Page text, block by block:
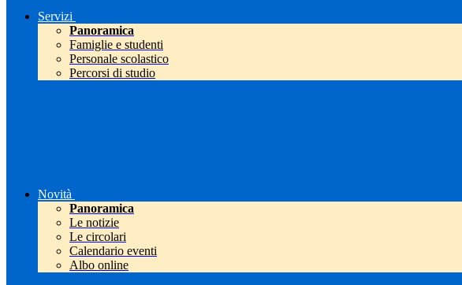
Servizi
Panoramica
Famiglie e studenti
Personale scolastico
Percorsi di studio
Novità
Panoramica
Le notizie
Le circolari
Calendario eventi
Albo online